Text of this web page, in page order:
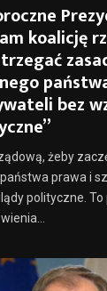
koalicję
bez
żeby
prawa i
polityczne.